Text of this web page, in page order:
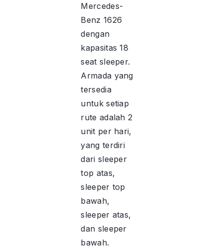
Mercedes-
Benz 1626
dengan
kapasitas 18
seat sleeper.
Armada yang
tersedia
untuk setiap
rute adalah 2
unit per hari,
yang terdiri
dari sleeper
top atas,
sleeper top
bawah,
sleeper atas,
dan sleeper
bawah.